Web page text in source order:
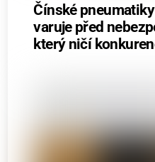
Čínské
varuje před
který ničí